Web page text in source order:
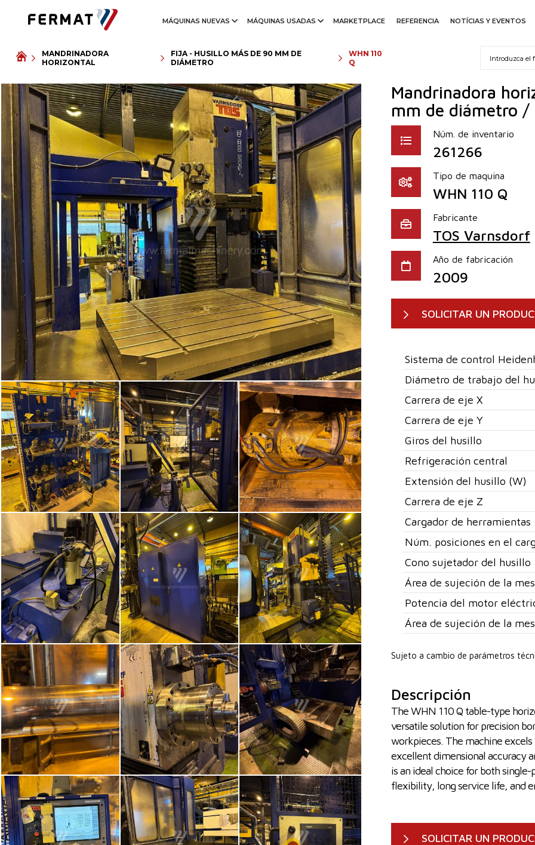
MÁQUINAS NUEVAS MÁQUINAS USADAS MARKETPLACE REFERENCIA NOTÍCIAS Y EVENTOS
MANDRINADORA
HORIZONTAL
FIJA - HUSILLO MÁS DE 90 MM DE
DIÁMETRO
WHN 110
Q
Mandrinadora
mm de diámetro /
Núm. de inventario
261266
Tipo de maquina
WHN 110 Q
Fabricante
TOS Varnsdorf
Año de fabricación
2009
SOLICITAR UN
Sistema de control
Diámetro de trabajo del
Carrera de eje X
Carrera de eje Y
Giros del husillo
Refrigeración central
Extensión del husillo (W)
Carrera de eje Z
Cargador de herramientas
Núm. posiciones en el
Cono sujetador del husillo
Área de sujeción de la
Potencia del motor
Área de sujeción de la
Sujeto a cambio de parámetros
Descripción
The WHN 110 Q table-type
versatile solution for precision
workpieces. The machine
excellent dimensional accuracy
is an ideal choice for both
flexibility, long service life, and
SOLICITAR UN